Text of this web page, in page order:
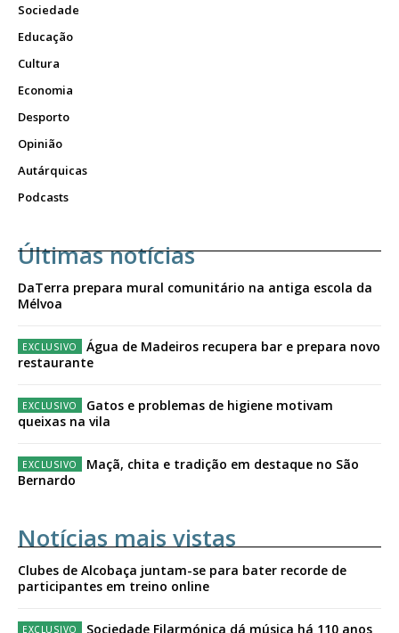
Sociedade
Educação
Cultura
Economia
Desporto
Opinião
Autárquicas
Podcasts
Últimas notícias
DaTerra prepara mural comunitário na antiga escola da
Mélvoa
Água de Madeiros recupera bar e prepara novo
restaurante
Gatos e problemas de higiene motivam
queixas na vila
Maçã, chita e tradição em destaque no São
Bernardo
Notícias mais vistas
Clubes de Alcobaça juntam-se para bater recorde de
participantes em treino online
Sociedade Filarmónica dá música há 110 anos